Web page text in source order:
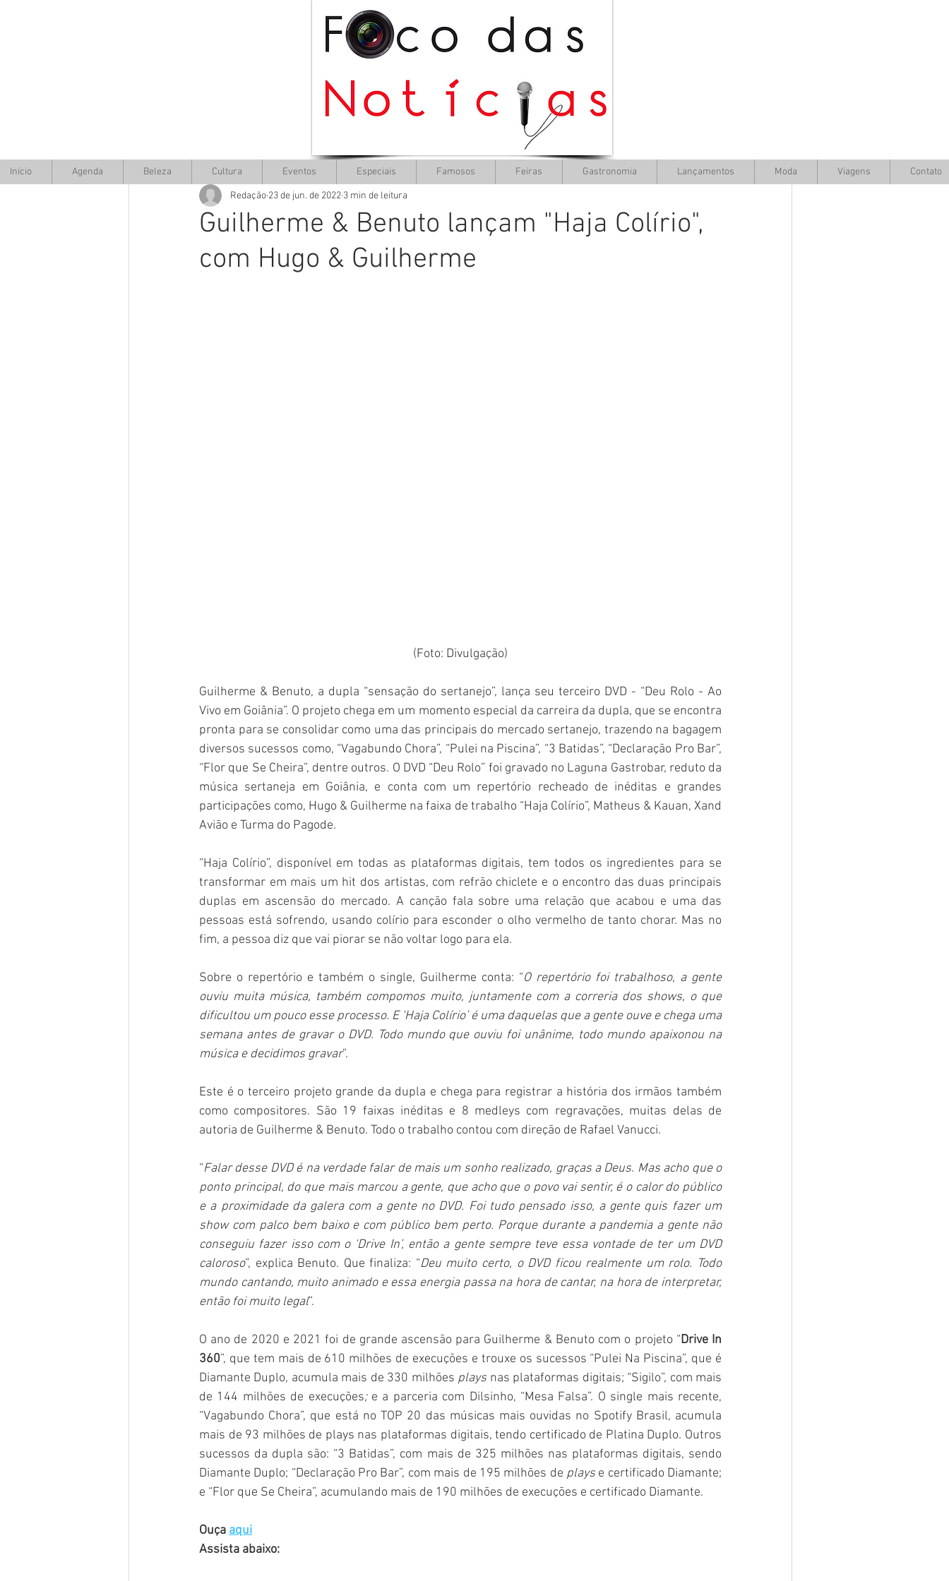
Guilherme & Benuto lançam "Haja Colírio",
com Hugo & Guilherme
Redação 23 de jun. de 2022 3 min de leitura
(Foto: Divulgação)
Guilherme & Benuto, a dupla “sensação do sertanejo”, lança seu terceiro DVD - “Deu Rolo - Ao
Vivo em Goiânia”. O projeto chega em um momento especial da carreira da dupla, que se encontra
pronta para se consolidar como uma das principais do mercado sertanejo, trazendo na bagagem
diversos sucessos como, “Vagabundo Chora”, “Pulei na Piscina”, “3 Batidas”, “Declaração Pro Bar”,
“Flor que Se Cheira”, dentre outros. O DVD “Deu Rolo” foi gravado no Laguna Gastrobar, reduto da
música sertaneja em Goiânia, e conta com um repertório recheado de inéditas e grandes
participações como, Hugo & Guilherme na faixa de trabalho “Haja Colírio”, Matheus & Kauan, Xand
Avião e Turma do Pagode.
“Haja Colírio”, disponível em todas as plataformas digitais, tem todos os ingredientes para se
transformar em mais um hit dos artistas, com refrão chiclete e o encontro das duas principais
duplas em ascensão do mercado. A canção fala sobre uma relação que acabou e uma das
pessoas está sofrendo, usando colírio para esconder o olho vermelho de tanto chorar. Mas no
fim, a pessoa diz que vai piorar se não voltar logo para ela.
Sobre o repertório e também o single, Guilherme conta: “O repertório foi trabalhoso, a gente
ouviu muita música, também compomos muito, juntamente com a correria dos shows, o que
dificultou um pouco esse processo. E ‘Haja Colírio’ é uma daquelas que a gente ouve e chega uma
semana antes de gravar o DVD. Todo mundo que ouviu foi unânime, todo mundo apaixonou na
música e decidimos gravar”.
Este é o terceiro projeto grande da dupla e chega para registrar a história dos irmãos também
como compositores. São 19 faixas inéditas e 8 medleys com regravações, muitas delas de
autoria de Guilherme & Benuto. Todo o trabalho contou com direção de Rafael Vanucci.
“Falar desse DVD é na verdade falar de mais um sonho realizado, graças a Deus. Mas acho que o
ponto principal, do que mais marcou a gente, que acho que o povo vai sentir, é o calor do público
e a proximidade da galera com a gente no DVD. Foi tudo pensado isso, a gente quis fazer um
show com palco bem baixo e com público bem perto. Porque durante a pandemia a gente não
conseguiu fazer isso com o ‘Drive In’, então a gente sempre teve essa vontade de ter um DVD
caloroso”, explica Benuto. Que finaliza: “Deu muito certo, o DVD ficou realmente um rolo. Todo
mundo cantando, muito animado e essa energia passa na hora de cantar, na hora de interpretar,
então foi muito legal”.
O ano de 2020 e 2021 foi de grande ascensão para Guilherme & Benuto com o projeto “Drive In
360”, que tem mais de 610 milhões de execuções e trouxe os sucessos “Pulei Na Piscina”, que é
Diamante Duplo, acumula mais de 330 milhões plays nas plataformas digitais; “Sigilo”, com mais
de 144 milhões de execuções; e a parceria com Dilsinho, “Mesa Falsa”. O single mais recente,
“Vagabundo Chora”, que está no TOP 20 das músicas mais ouvidas no Spotify Brasil, acumula
mais de 93 milhões de plays nas plataformas digitais, tendo certificado de Platina Duplo. Outros
sucessos da dupla são: “3 Batidas”, com mais de 325 milhões nas plataformas digitais, sendo
Diamante Duplo; “Declaração Pro Bar”, com mais de 195 milhões de plays e certificado Diamante;
e “Flor que Se Cheira”, acumulando mais de 190 milhões de execuções e certificado Diamante.
Ouça aqui
Assista abaixo:
Início Agenda Beleza Cultura Eventos Especiais Famosos Feiras Gastronomia Lançamentos Moda Viagens Contato